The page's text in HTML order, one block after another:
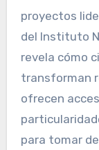
proyectos
del Instituto
revela cómo
transforman
ofrecen
para tomar